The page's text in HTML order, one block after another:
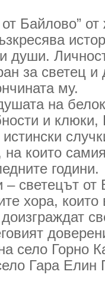
Байлово” от
души.
за светец
му.
на
и клюки,
на които
години.
– светецът
хора,
село Горно
Гара